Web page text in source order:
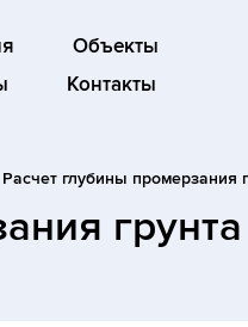
Объекты
Контакты
Расчет глубины промерзания
грунта